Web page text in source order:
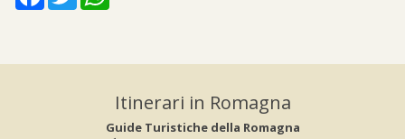
Itinerari in Romagna
Guide Turistiche della Romagna